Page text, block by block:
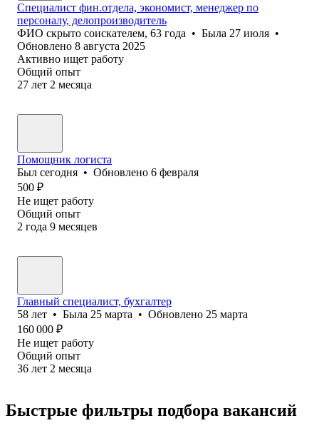
Специалист фин.отдела, экономист, менеджер по
персоналу, делопроизводитель
ФИО скрыто соискателем, 63 года • Была 27 июля •
Обновлено 8 августа 2025
Активно ищет работу
Общий опыт
27 лет 2 месяца
Помощник логиста
Был сегодня • Обновлено 6 февраля
500 ₽
Не ищет работу
Общий опыт
2 года 9 месяцев
Главный специалист, бухгалтер
58 лет • Была 25 марта • Обновлено 25 марта
160 000 ₽
Не ищет работу
Общий опыт
36 лет 2 месяца
Быстрые фильтры подбора вакансий